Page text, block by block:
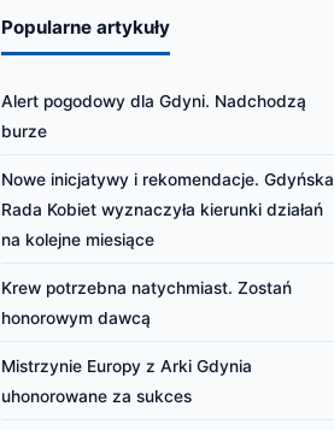
Popularne artykuły
Alert pogodowy dla Gdyni. Nadchodzą
burze
Nowe inicjatywy i rekomendacje. Gdyńska
Rada Kobiet wyznaczyła kierunki działań
na kolejne miesiące
Krew potrzebna natychmiast. Zostań
honorowym dawcą
Mistrzynie Europy z Arki Gdynia
uhonorowane za sukces